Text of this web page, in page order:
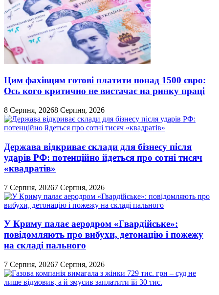
Цим фахівцям готові платити понад 1500 євро:
Ось кого критично не вистачає на ринку праці
8 Серпня, 20268 Серпня, 2026
Держава відкриває склади для бізнесу після
ударів РФ: потенційно йдеться про сотні тисяч
«квадратів»
7 Серпня, 20267 Серпня, 2026
У Криму палає аеродром «Гвардійське»:
повідомляють про вибухи, детонацію і пожежу
на складі пального
7 Серпня, 20267 Серпня, 2026